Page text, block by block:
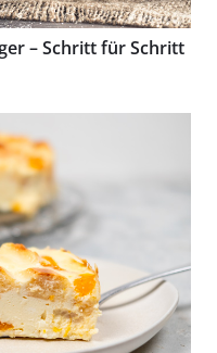
– Schritt für Schritt